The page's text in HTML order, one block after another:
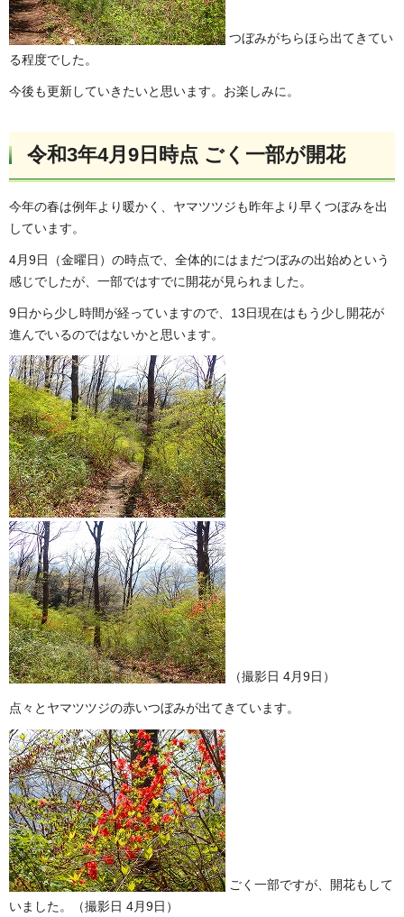
つぼみがちらほら出てきてい
る程度でした。
今後も更新していきたいと思います。お楽しみに。
令和3年4月9日時点 ごく一部が開花
今年の春は例年より暖かく、ヤマツツジも昨年より早くつぼみを出
しています。
4月9日（金曜日）の時点で、全体的にはまだつぼみの出始めという
感じでしたが、一部ではすでに開花が見られました。
9日から少し時間が経っていますので、13日現在はもう少し開花が
進んでいるのではないかと思います。
（撮影日 4月9日）
点々とヤマツツジの赤いつぼみが出てきています。
ごく一部ですが、開花もして
いました。（撮影日 4月9日）